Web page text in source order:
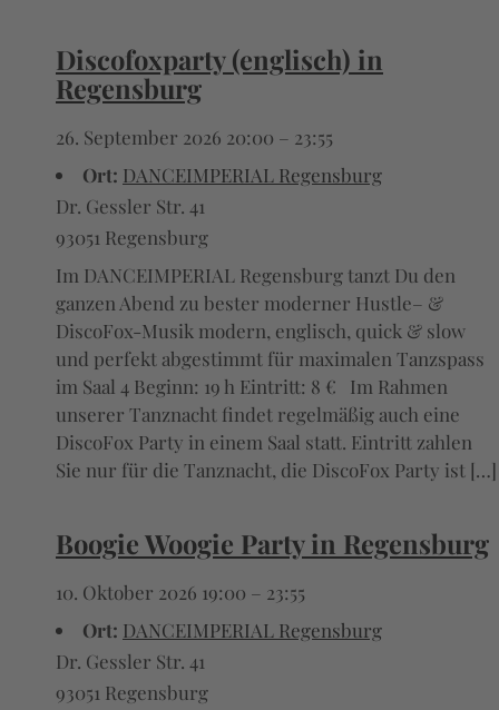
Discofoxparty (englisch) in
Regensburg
26. September 2026 20:00 – 23:55
Ort: DANCEIMPERIAL Regensburg
Dr. Gessler Str. 41
93051 Regensburg
Im DANCEIMPERIAL Regensburg tanzt Du den
ganzen Abend zu bester moderner Hustle– &
DiscoFox-Musik modern, englisch, quick & slow
und perfekt abgestimmt für maximalen Tanzspass
im Saal 4 Beginn: 19 h Eintritt: 8 € Im Rahmen
unserer Tanznacht findet regelmäßig auch eine
DiscoFox Party in einem Saal statt. Eintritt zahlen
Sie nur für die Tanznacht, die DiscoFox Party ist […]
Boogie Woogie Party in Regensburg
10. Oktober 2026 19:00 – 23:55
Ort: DANCEIMPERIAL Regensburg
Dr. Gessler Str. 41
93051 Regensburg